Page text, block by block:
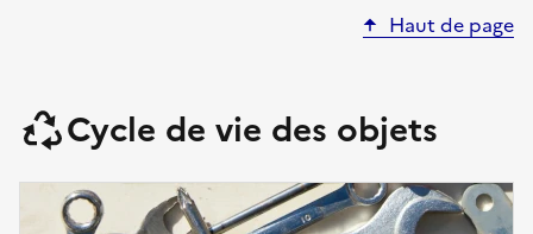
Haut de page
Cycle de vie des objets